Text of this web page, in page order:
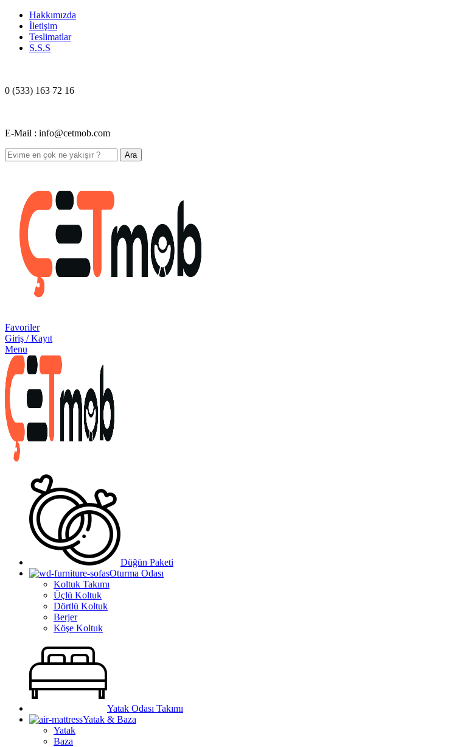
Hakkımızda
İletişim
Teslimatlar
S.S.S
0 (533) 163 72 16
E-Mail : info@cetmob.com
Ara
Favoriler
Giriş / Kayıt
Menu
Düğün Paketi
Oturma Odası
Koltuk Takımı
Üçlü Koltuk
Dörtlü Koltuk
Berjer
Köşe Koltuk
Yatak Odası Takımı
Yatak & Baza
Yatak
Baza